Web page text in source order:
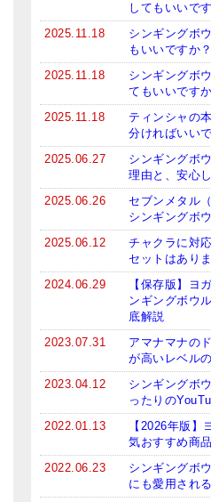
倍音呼吸法レッスン
ビギナー講師・養成講座
アマナマナとは
About Us
メールお便り登録
LINEお友だち登録
ブログ
特商法の表記
してもいいで
2025.11.18
シンギングボ
もいいですか？
2025.11.18
シンギングボ
てもいいです
2025.11.18
ティンシャの
分ければいい
2025.06.27
シンギングボ
理由と、安心
2025.06.26
セブンメタル
シンギングボ
2025.06.12
チャクラに対
セットはあり
2024.06.29
【保存版】ヨ
ンギングボウ
底解説
2023.07.31
アマナマナの
が高いレベル
2023.04.12
シンギングボ
ったりの
2022.01.13
【2026年版】
気おすすめ商
2022.06.23
シンギングボ
にも愛用され